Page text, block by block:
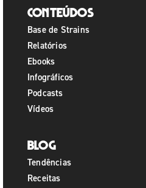
Conteúdos
Base de Strains
Relatórios
Ebooks
Infográficos
Podcasts
Vídeos
Blog
Tendências
Receitas